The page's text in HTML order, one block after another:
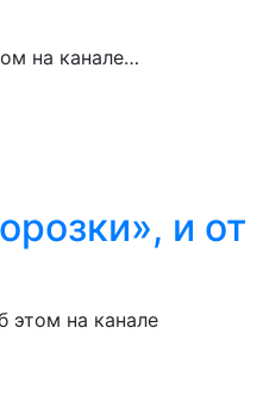
на канале…
и от
этом на канале